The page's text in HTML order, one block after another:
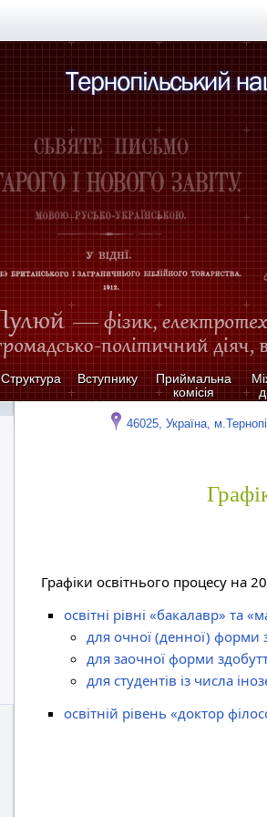
Структура Вступнику
Приймальна
комісія
46025, Україна,
Графіки освітнього процесу на
освітні рівні «бакалавр» та
для очної (денної) форми
для заочної форми
для студентів із числа
освітній рівень «доктор